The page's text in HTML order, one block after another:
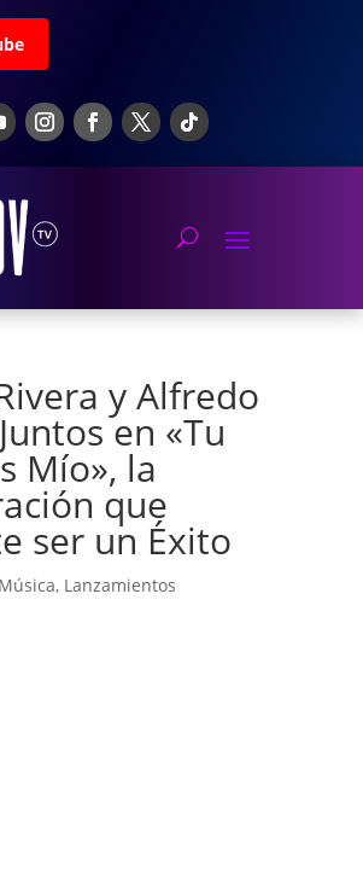
y Alfredo
en «Tu
Mío», la
que
ser un Éxito
Música, Lanzamientos